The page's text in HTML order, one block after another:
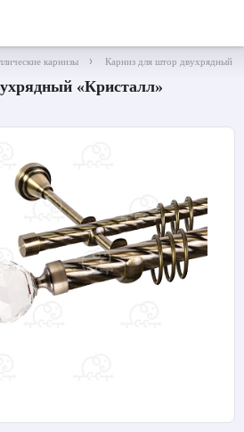
карнизы Карниз для штор двухрядный
«Кристалл»